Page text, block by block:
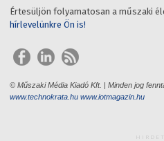
Értesüljön folyamatosan a műszaki
hírlevelünkre Ön is!
© Műszaki Média Kiadó Kft. | Minden jog
www.technokrata.hu www.iotmagazin.hu